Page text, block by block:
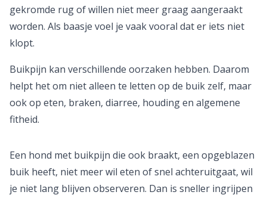
gekromde rug of willen niet meer graag aangeraakt
worden. Als baasje voel je vaak vooral dat er iets niet
klopt.
Buikpijn kan verschillende oorzaken hebben. Daarom
helpt het om niet alleen te letten op de buik zelf, maar
ook op eten, braken, diarree, houding en algemene
fitheid.
Een hond met buikpijn die ook braakt, een opgeblazen
buik heeft, niet meer wil eten of snel achteruitgaat, wil
je niet lang blijven observeren. Dan is sneller ingrijpen